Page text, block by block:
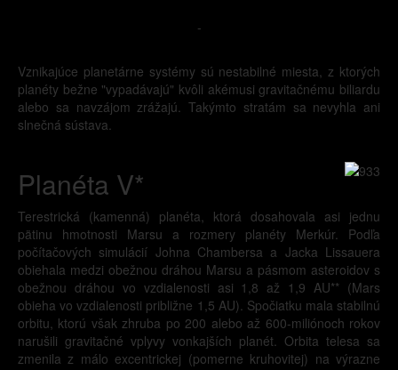
-
Vznikajúce planetárne systémy sú nestabilné miesta, z ktorých
planéty bežne "vypadávajú" kvôli akémusi gravitačnému biliardu
alebo sa navzájom zrážajú. Takýmto stratám sa nevyhla ani
slnečná sústava.
Planéta V*
Terestrická (kamenná) planéta, ktorá dosahovala asi jednu
pätinu hmotnosti Marsu a rozmery planéty Merkúr. Podľa
počítačových simulácií Johna Chambersa a Jacka Lissauera
obiehala medzi obežnou dráhou Marsu a pásmom asteroidov s
obežnou dráhou vo vzdialenosti asi 1,8 až 1,9 AU** (Mars
obieha vo vzdialenosti približne 1,5 AU). Spočiatku mala stabilnú
orbitu, ktorú však zhruba po 200 alebo až 600-miliónoch rokov
narušili gravitačné vplyvy vonkajších planét. Orbita telesa sa
zmenila z málo excentrickej (pomerne kruhovitej) na výrazne